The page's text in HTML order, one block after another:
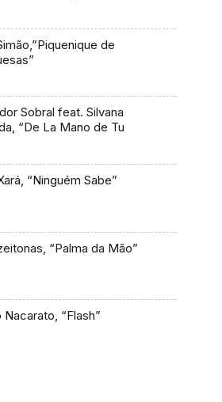
de
Sobral feat. Silvana
“De La Mano de Tu
“Ninguém Sabe”
“Palma da Mão”
Nacarato, “Flash”